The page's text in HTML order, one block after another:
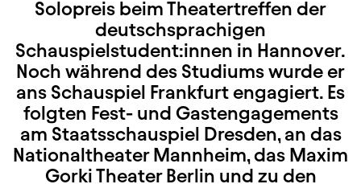
Solopreis beim Theatertreffen der
deutschsprachigen
Schauspielstudent:innen in Hannover.
Noch während des Studiums wurde er
ans Schauspiel Frankfurt engagiert. Es
folgten Fest- und Gastengagements
am Staatsschauspiel Dresden, an das
Nationaltheater Mannheim, das Maxim
Gorki Theater Berlin und zu den